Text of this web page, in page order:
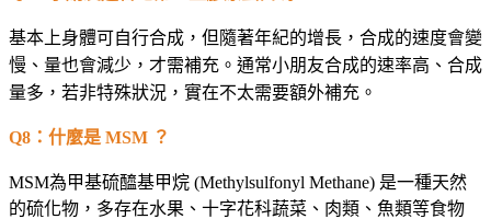
基本上身體可自行合成，但隨著年紀的增長，合成的速度會變
慢、量也會減少，才需補充。通常小朋友合成的速率高、合成
量多，若非特殊狀況，實在不太需要額外補充。
Q8 ：什麼是 MSM ？
MSM為甲基硫醯基甲烷 (Methylsulfonyl Methane) 是一種天然
的硫化物，多存在水果、十字花科蔬菜、肉類、魚類等食物